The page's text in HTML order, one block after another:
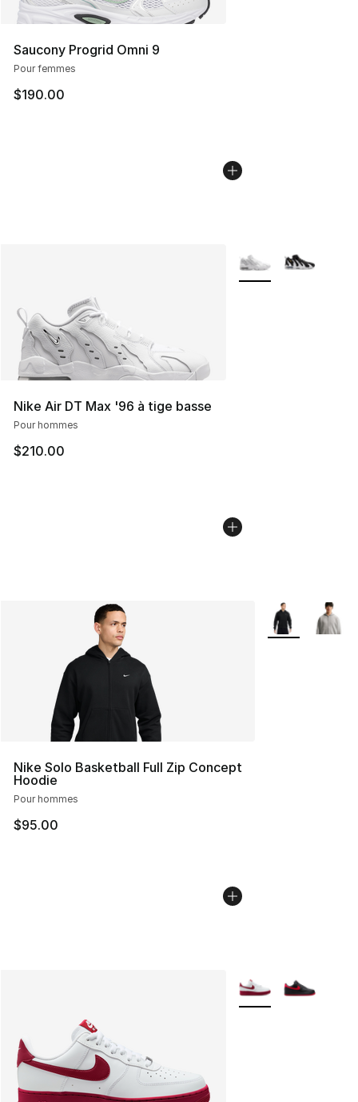
Saucony Progrid Omni 9
Pour femmes
$190.00
Nike Air DT Max '96 à tige basse
Pour hommes
$210.00
Plus de couleurs
Nike Solo Basketball Full Zip Concept
Hoodie
Pour hommes
$95.00
Plus de
Plus de couleurs